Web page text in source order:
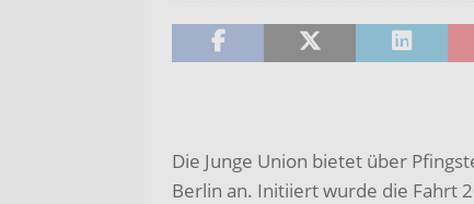
Die Junge Union bietet über
Berlin an. Initiiert wurde die Fahrt